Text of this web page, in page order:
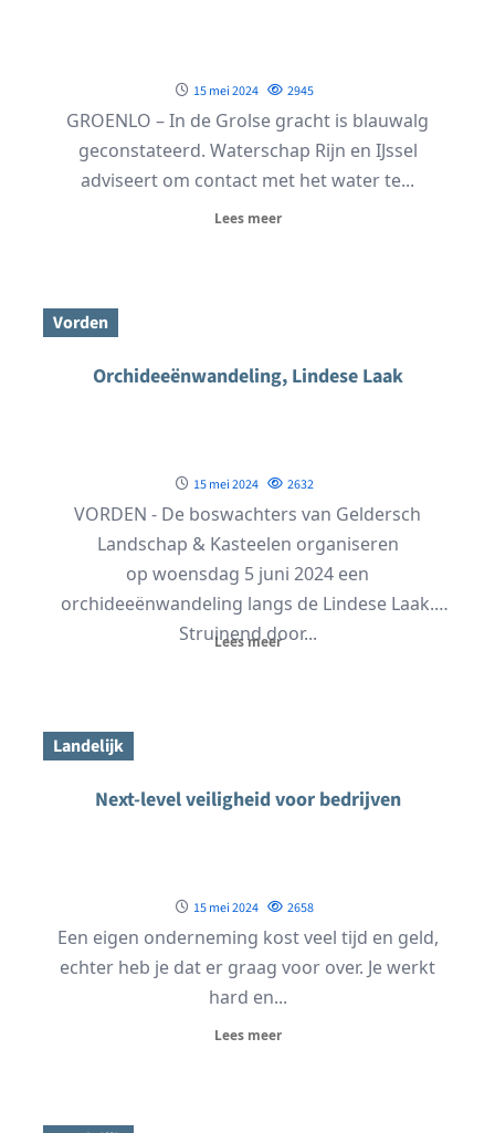
15 mei 2024 2945
GROENLO – In de Grolse gracht is blauwalg
geconstateerd. Waterschap Rijn en IJssel
adviseert om contact met het water te...
Lees meer
Vorden
Orchideeënwandeling, Lindese Laak
15 mei 2024 2632
VORDEN - De boswachters van Geldersch
Landschap & Kasteelen organiseren
op woensdag 5 juni 2024 een
orchideeënwandeling langs de Lindese Laak.
Struinend door...
Lees meer
Landelijk
Next-level veiligheid voor bedrijven
15 mei 2024 2658
Een eigen onderneming kost veel tijd en geld,
echter heb je dat er graag voor over. Je werkt
hard en...
Lees meer